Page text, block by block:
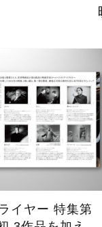
イヤー 特集第